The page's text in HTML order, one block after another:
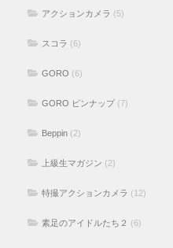
アクションカメラ (5)
スコラ (6)
GORO (6)
GORO ピンナップ (7)
Beppin (2)
上級生マガジン (2)
特撮アクションカメラ (12)
素足のアイドルたち２ (6)